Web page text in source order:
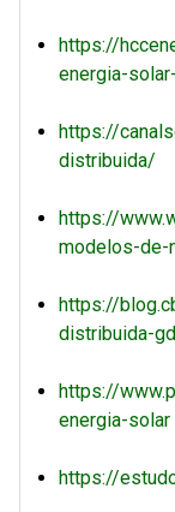
https://
energia-
https://
distribuida/
https://
modelos-de-
https://
distribuida-
https://
energia-solar
https://